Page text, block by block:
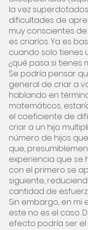
la vez
dificultades de
muy conscientes
es criarlos. Ya es
cuando solo tienes
¿qué pasa si tienes
Se podría pensar
general de criar a
hablando en
matemáticos,
el coeficiente de
criar a un hijo
número de hijos
que,
experiencia que se
con el primero se
siguiente,
cantidad de
Sin embargo, en mi
este no es el caso.
efecto podría ser el